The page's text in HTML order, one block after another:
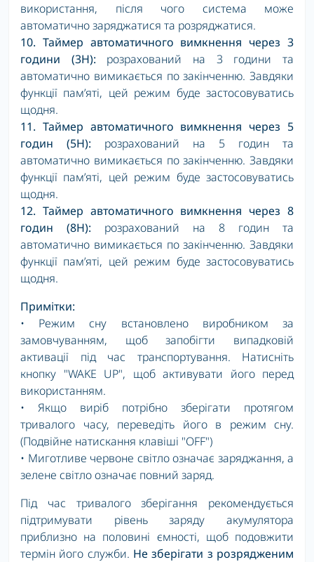
використання, після чого система може
автоматично заряджатися та розряджатися.
10. Таймер автоматичного вимкнення через 3
години (3H): розрахований на 3 години та
автоматично вимикається по закінченню. Завдяки
функції пам’яті, цей режим буде застосовуватись
щодня.
11. Таймер автоматичного вимкнення через 5
годин (5H): розрахований на 5 годин та
автоматично вимикається по закінченню. Завдяки
функції пам’яті, цей режим буде застосовуватись
щодня.
12. Таймер автоматичного вимкнення через 8
годин (8H): розрахований на 8 годин та
автоматично вимикається по закінченню. Завдяки
функції пам’яті, цей режим буде застосовуватись
щодня.
Примітки:
• Режим сну встановлено виробником за
замовчуванням, щоб запобігти випадковій
активації під час транспортування. Натисніть
кнопку "WAKE UP", щоб активувати його перед
використанням.
• Якщо виріб потрібно зберігати протягом
тривалого часу, переведіть його в режим сну.
(Подвійне натискання клавіші "OFF")
• Миготливе червоне світло означає заряджання, а
зелене світло означає повний заряд.
Під час тривалого зберігання рекомендується
підтримувати рівень заряду акумулятора
приблизно на половині ємності, щоб подовжити
термін його служби. Не зберігати з розрядженим